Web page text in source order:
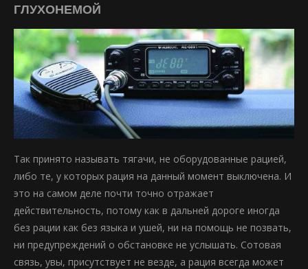
ГЛУХОНЕМОЙ
Так принято называть тягачи, не оборудованные рацией,
либо те, у которых рация на данный момент выключена. И
это на самом деле почти точно отражает
действительность, потому как в дальней дороге иногда
без рации как без языка и ушей, ни на помощь не позвать,
ни предупреждений о обстановке не услышать. Сотовая
связь, увы, присутствует не везде, а рация всегда может